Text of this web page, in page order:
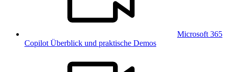
Microsoft 365
Copilot Überblick und praktische Demos